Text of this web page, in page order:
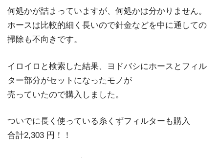
何処かが詰まっていますが、何処かは分かりません。
ホースは比較的細く長いので針金などを中に通しての
掃除も不向きです。
イロイロと検索した結果、ヨドバシにホースとフィル
ター部分がセットになったモノが
売っていたので購入しました。
ついでに長く使っている糸くずフィルターも購入
合計2,303 円！！